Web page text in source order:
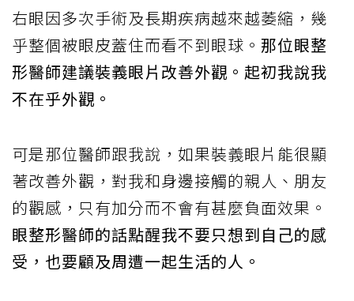
右眼因多次手術及長期疾病越來越萎縮，幾
乎整個被眼皮蓋住而看不到眼球。 那位眼整
形醫師建議裝義眼片改善外觀。起初我說我
不在乎外觀。
可是那位醫師跟我說，如果裝義眼片能很顯
著改善外觀，對我和身邊接觸的親人、朋友
的觀感，只有加分而不會有甚麼負面效果。
眼整形醫師的話點醒我不要只想到自己的感
受，也要顧及周遭一起生活的人。